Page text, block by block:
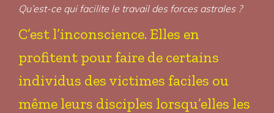
Qu’est-ce qui facilite le travail des forces astrales ?
C’est l’inconscience. Elles en
profitent pour faire de certains
individus des victimes faciles ou
même leurs disciples lorsqu’elles les